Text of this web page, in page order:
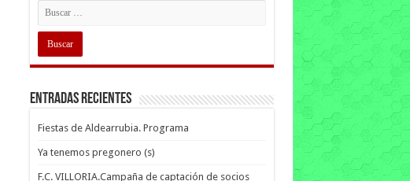
Entradas recientes
Fiestas de Aldearrubia. Programa
Ya tenemos pregonero (s)
F.C. VILLORIA.Campaña de captación de socios